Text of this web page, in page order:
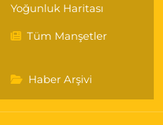
Yoğunluk Haritası
Tüm Manşetler
Haber Arşivi